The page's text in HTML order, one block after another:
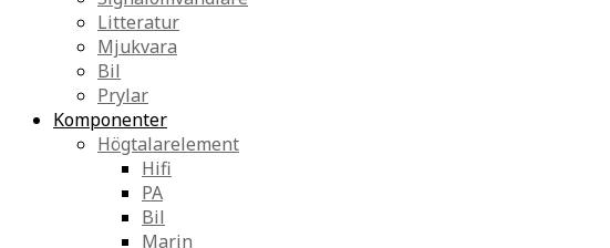
Litteratur
Mjukvara
Bil
Prylar
Komponenter
Högtalarelement
Hifi
PA
Bil
Marin